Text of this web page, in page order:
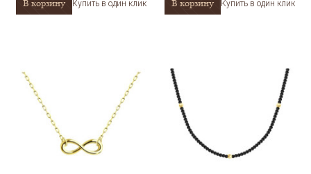
В корзину Купить в один клик В корзину Купить в один клик